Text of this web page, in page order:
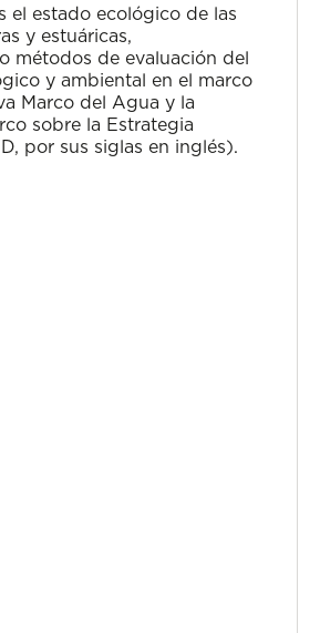
el estado ecológico de las
y estuáricas,
métodos de evaluación del
y ambiental en el marco
Marco del Agua y la
sobre la Estrategia
por sus siglas en inglés).